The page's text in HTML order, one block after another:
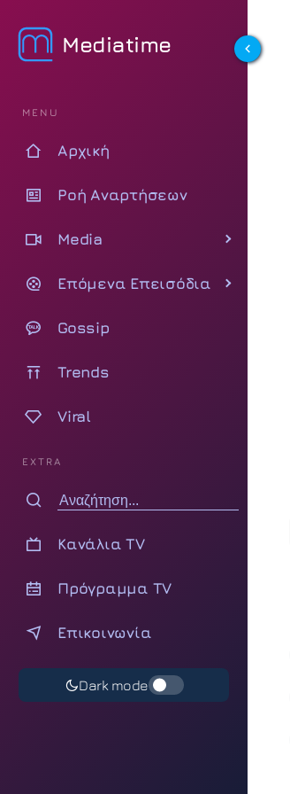
Mediatime
MENU
Αρχική
Ροή Αναρτήσεων
Media
Επόμενα Επεισόδια
Gossip
Trends
Viral
EXTRA
Κανάλια TV
Πρόγραμμα TV
Επικοινωνία
Dark mode